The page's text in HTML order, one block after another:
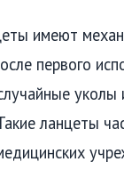
имеют
первого
уколы
ланцеты